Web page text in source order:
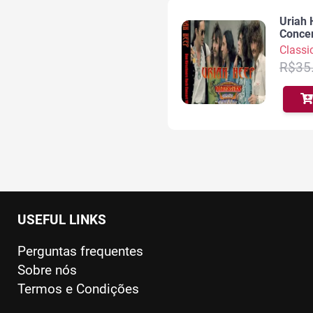
Uriah
R$
USEFUL LINKS
Perguntas frequentes
Sobre nós
Termos e Condições